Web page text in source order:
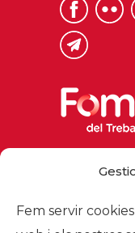
Fem servir